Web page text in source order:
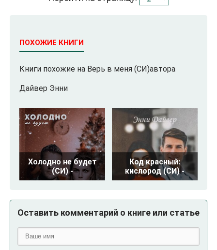
ПОХОЖИЕ КНИГИ
Книги похожие на Верь в меня (СИ)автора
Дайвер Энни
Холодно не будет
(СИ) -
Код красный:
кислород (СИ) -
Оставить комментарий о книге или статье